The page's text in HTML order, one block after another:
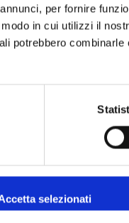
per fornire
in cui utilizzi il
potrebbero
selezionati